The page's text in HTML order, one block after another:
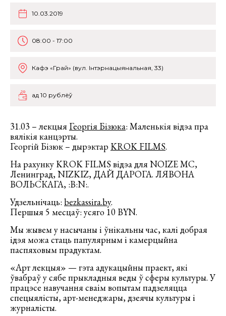
10.03.2019
08:00 - 17:00
Кафэ «Грай» (вул. Інтэрнацыянальная, 33)
ад 10 рублёў
31.03 – лекцыяГеоргія Бізюка: Маленькія відэа пра
вялікія канцэрты.
Георгій Бізюк – дырэктар KROK FILMS.
На рахунку KROK FILMS відэа для NOIZE MC,
Ленинград, NIZKIZ, ДАЙ ДАРОГА. ЛЯВОНА
ВОЛЬСКАГА, :B:N:.
Удзельнічаць: bezkassira.by.
Першыя 5 месцаў: усяго 10 BYN.
Мы жывем у насычаны і ўнікальны час, калі добрая
ідэя можа стаць папулярным і камерцыйна
паспяховым прадуктам.
«Арт лекцыя» — гэта адукацыйны праект, які
ўвабраў у сябе прыкладныя веды ў сферы культуры. У
працэсе навучання сваім вопытам падзеляцца
спецыялісты, арт-менеджары, дзеячы культуры і
журналісты.